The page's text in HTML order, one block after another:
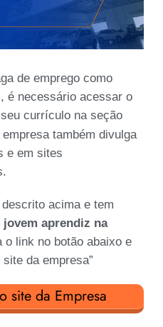
de emprego como
é necessário acessar o
currículo na seção
empresa também divulga
e em sites
acima e tem
jovem aprendiz na
o link no botão abaixo e
da empresa”
site da Empresa